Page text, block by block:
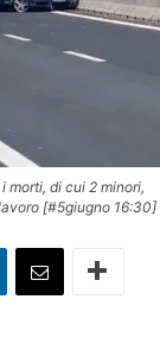
morti, di cui 2 minori,
[#5giugno 16:30]